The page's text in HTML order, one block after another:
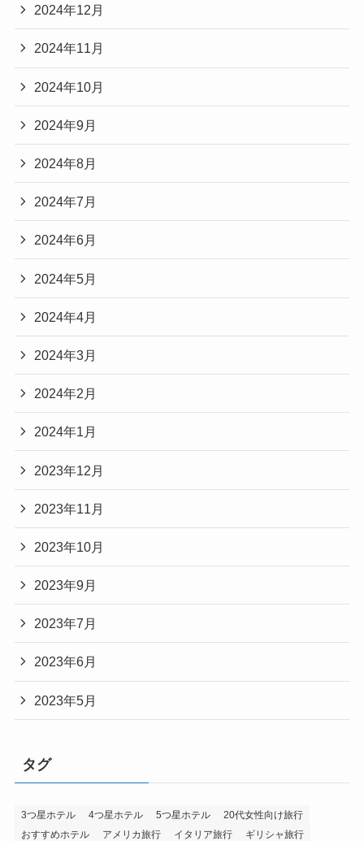
2024年12月
2024年11月
2024年10月
2024年9月
2024年8月
2024年7月
2024年6月
2024年5月
2024年4月
2024年3月
2024年2月
2024年1月
2023年12月
2023年11月
2023年10月
2023年9月
2023年7月
2023年6月
2023年5月
タグ
3つ星ホテル 4つ星ホテル 5つ星ホテル
20代女性向け旅行
おすすめホテル
アメリカ旅行 イタリア旅行
ギリシャ旅行